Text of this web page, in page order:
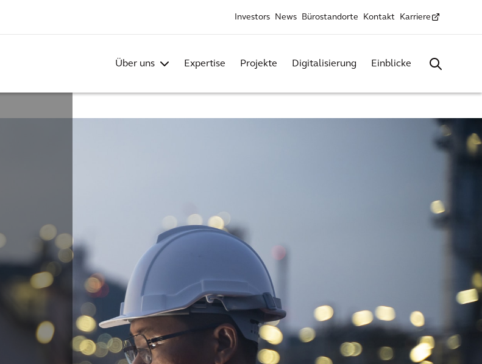
Investors News Bürostandorte Kontakt Karriere
Über uns Expertise Projekte Digitalisierung Einblicke